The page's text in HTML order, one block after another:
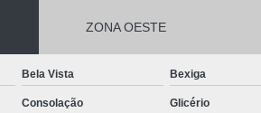
ZONA OESTE
Bela Vista Bexiga
Consolação Glicério